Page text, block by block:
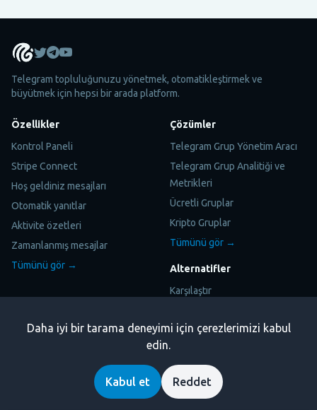
Daha iyi bir tarama deneyimi için çerezlerimizi kabul
edin.
Kabul et Reddet
Telegram topluluğunuzu yönetmek, otomatikleştirmek ve
büyütmek için hepsi bir arada platform.
Özellikler
Kontrol Paneli
Stripe Connect
Hoş geldiniz mesajları
Otomatik yanıtlar
Aktivite özetleri
Zamanlanmış mesajlar
Tümünü gör →
Çözümler
Telegram Grup Yönetim Aracı
Telegram Grup Analitiği ve
Metrikleri
Ücretli Gruplar
Kripto Gruplar
Tümünü gör →
Alternatifler
Karşılaştır
Kaynaklar
Metricgram Nasıl Çalışır
Yasal
Gizlilik Politikası
Çerez Politikası